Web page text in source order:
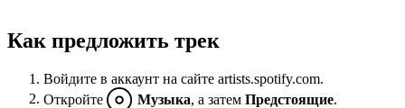
Как предложить трек
Войдите в аккаунт на сайте artists.spotify.com.
Откройте
Музыка , а затем Предстоящие